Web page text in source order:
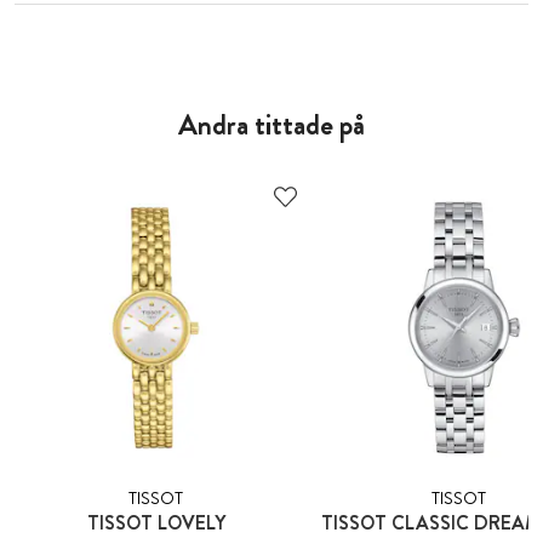
Andra tittade på
TISSOT
TISSOT LOVELY
TISSOT
TISSOT CLASSIC